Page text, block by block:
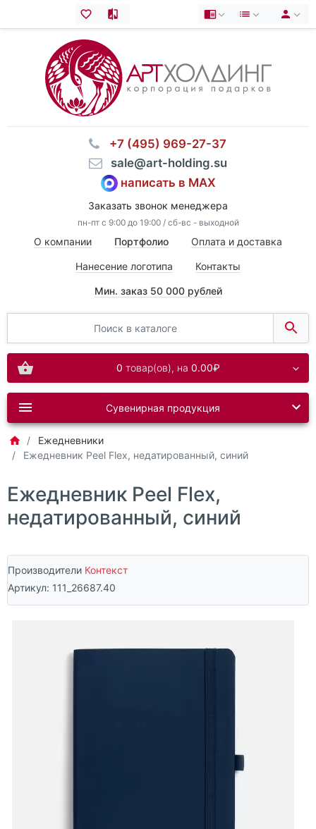
⠀+7 (495) 969-27-37
⠀sale@art-holding.su
написать в MAX
Заказать звонок менеджера
пн-пт с 9:00 до 19:00 / сб-вс - выходной
О компании Портфолио Оплата и доставка
Нанесение логотипа Контакты
Мин. заказ 50 000 рублей
0 товар(ов), на 0.00₽
Сувенирная продукция
Ежедневники
Ежедневник Peel Flex, недатированный, синий
Ежедневник Peel Flex,
недатированный, синий
Производители Контекст
Артикул: 111_26687.40